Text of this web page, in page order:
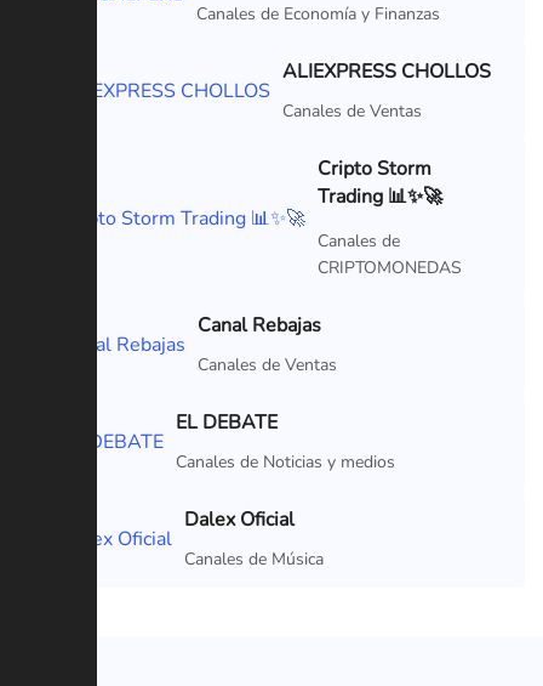
Canales de Economía y Finanzas
ALIEXPRESS CHOLLOS
Canales de Ventas
Cripto Storm
Trading 📊✨🚀
Canales de
CRIPTOMONEDAS
Canal Rebajas
Canales de Ventas
EL DEBATE
Canales de Noticias y medios
Dalex Oficial
Canales de Música